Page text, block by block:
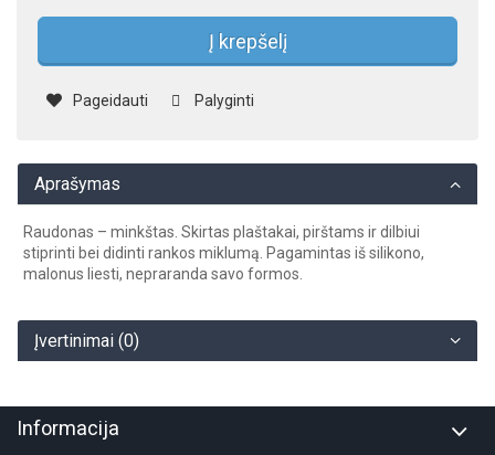
Į krepšelį
Pageidauti Palyginti
Aprašymas
Raudonas – minkštas. Skirtas plaštakai, pirštams ir dilbiui
stiprinti bei didinti rankos miklumą. Pagamintas iš silikono,
malonus liesti, nepraranda savo formos.
Įvertinimai (0)
Informacija